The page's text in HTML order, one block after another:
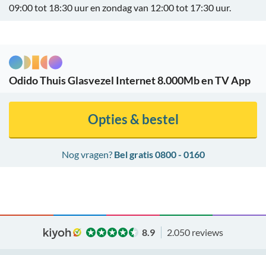
09:00 tot 18:30 uur en zondag van 12:00 tot 17:30 uur.
Odido Thuis Glasvezel Internet 8.000Mb en TV App
Nog vragen? Bel gratis 0800 - 0160
Opties & bestel
8.9 2.050 reviews